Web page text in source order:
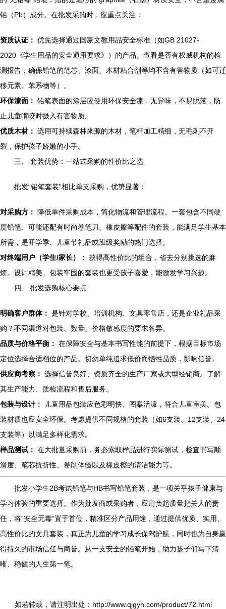
铅（Pb）成分。在批发采购时，应重点关注：
资质认证： 优先选择通过国家文教用品安全标准（如GB 21027-
2020《学生用品的安全通用要求》）的产品。查看是否有权威机构的检
测报告，确保铅笔的笔芯、漆面、木材粘合剂等均不含有害物质（如可迁
移元素、苯系物等）。
环保漆面： 铅笔表面的涂层应使用环保安全漆，无异味，不易脱落，防
止儿童啃咬时摄入有害物质。
优质木材： 选用可持续森林来源的木材，笔杆加工精细，无毛刺不开
裂，保护孩子娇嫩的小手。
三、 套装优势：一站式采购的性价比之选
批发“铅笔套装”相比单支采购，优势显著：
对采购方：
降低单件采购成本，简化物流和管理流程。一套包含不同硬
度铅笔、可能还配有时尚卷笔刀、橡皮擦等配件的套装，能满足学生基本
所需，是开学季、儿童节礼品或班级奖励的热门选择。
对终端用户（学生/家长）： 获得高性价比的组合，省去分别挑选的麻
烦。设计精美、包装牢固的套装也更受孩子喜爱，能激发学习兴趣。
四、 批发选购核心要点
明确客户群体： 是针对学校、培训机构、文具零售店，还是企业礼品采
购？不同渠道对包装、数量、价格敏感度的要求各异。
品质与价格平衡： 在保障安全与基本书写性能的前提下，根据目标市场
定位选择合适档位的产品。切勿单纯追求低价而牺牲品质，影响信誉。
供应商考察： 选择信誉良好、资质齐全的生产厂家或大型经销商。了解
其生产能力、质检流程和售后服务。
包装与设计：
儿童用品包装应色彩明快、图案活泼，符合儿童审美。包
装材质也应安全环保。考虑提供不同规格的套装（如6支装、12支装、24
支装等）以满足多样化需求。
样品测试： 在大批量采购前，务必索取样品进行实际测试，检查书写顺
滑度、笔芯抗折性、卷削体验以及橡皮擦的清洁能力等。
批发小学生2B考试铅笔与HB书写铅笔套装，是一项关乎孩子健康与
学习体验的重要选择。作为批发商或采购者，应肩负起质量把关人的责
任，将“安全无毒”置于首位，精准区分产品用途，通过提供优质、实用、
高性价比的文具套装，真正为儿童的学习成长保驾护航，同时也为自身赢
得持久的市场信任与商誉。从一支安全的铅笔开始，助力孩子们写下清
晰、稳健的人生第一笔。
如若转载，请注明出处：http://www.qjgyh.com/product/72.html